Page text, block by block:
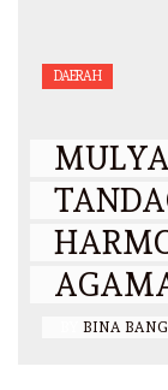
DAERAH
BINA